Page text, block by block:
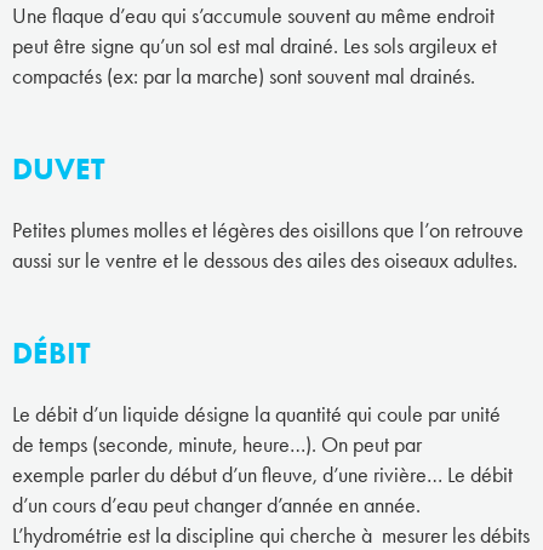
Une flaque d’eau qui s’accumule souvent au même endroit
peut être signe qu’un sol est mal drainé. Les sols argileux et
compactés (ex: par la marche) sont souvent mal drainés.
DUVET
Petites plumes molles et légères des oisillons que l’on retrouve
aussi sur le ventre et le dessous des ailes des oiseaux adultes.
DÉBIT
Le débit d’un liquide désigne la quantité qui coule par unité
de temps (seconde, minute, heure…). On peut par
exemple parler du début d’un fleuve, d’une rivière… Le débit
d’un cours d’eau peut changer d’année en année.
L’hydrométrie est la discipline qui cherche à mesurer les débits